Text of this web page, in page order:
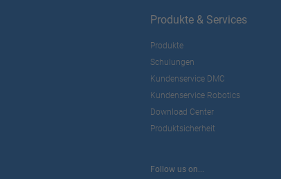
Produkte & Services
Produkte
Schulungen
Kundenservice DMC
Kundenservice Robotics
Download Center
Produktsicherheit
Follow us on...